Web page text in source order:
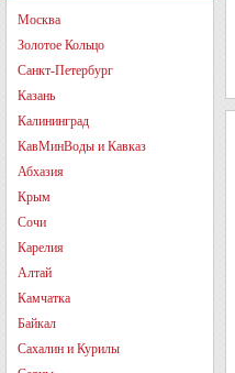
Москва
Золотое Кольцо
Санкт-Петербург
Казань
Калининград
КавМинВоды и Кавказ
Абхазия
Крым
Сочи
Карелия
Алтай
Камчатка
Байкал
Сахалин и Курилы